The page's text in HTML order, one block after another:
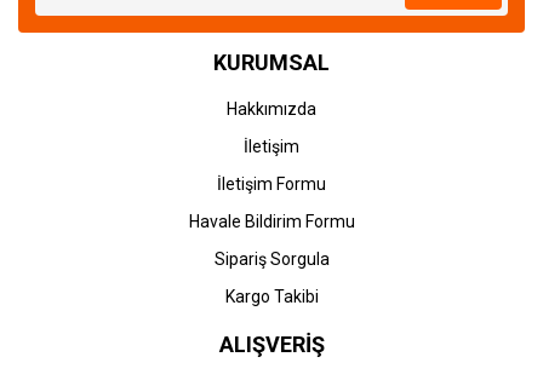
KURUMSAL
Hakkımızda
İletişim
İletişim Formu
Havale Bildirim Formu
Sipariş Sorgula
Kargo Takibi
ALIŞVERİŞ